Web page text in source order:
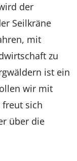
der
Seilkräne
mit
zu
ist ein
wir mit
freut sich
über die